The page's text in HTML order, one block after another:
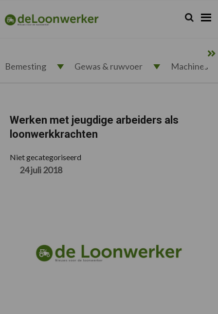
de
hoofdnavigatie
de
hoofd
de
eerste
de
voettekst
deloonwerker.nl Zoeken...
Zoek
Bemesting Gewas & ruwvoer Machines
Werken met jeugdige arbeiders als
loonwerkkrachten
Niet gecategoriseerd
24 juli 2018